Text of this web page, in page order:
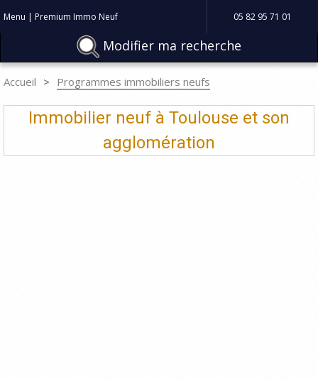
Menu | Premium Immo Neuf 05 82 95 71 01
Modifier ma recherche
Accueil Programmes immobiliers neufs
Immobilier neuf à Toulouse et son
agglomération